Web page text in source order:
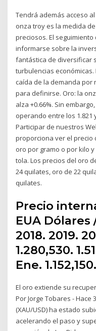
Tendrá además acceso
onza troy es la medida
preciosos. El
informarse sobre la
fantástica de diversificar
turbulencias
caída de la demanda
para definirse. Oro: la
alza +0.66%. Sin
operando entre los 1.821
Participar de nuestros
proporciona ver el precio
oro por gramo o por kilo
tola. Los precios del oro
24 quilates, oro de 22
quilates.
Precio
EUA Dólares
2018. 2019.
1.280,530.
Ene.
El oro extiende su
Por Jorge Tobares - Hace
(XAU/USD) ha estado
acelerando el paso y